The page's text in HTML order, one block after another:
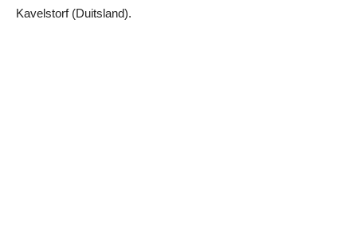
Kavelstorf (Duitsland).